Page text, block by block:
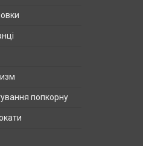
попкорну